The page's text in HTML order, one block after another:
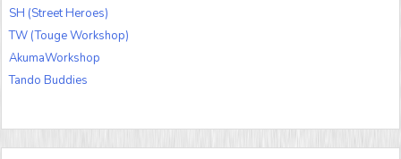
SH (Street Heroes)
TW (Touge Workshop)
AkumaWorkshop
Tando Buddies